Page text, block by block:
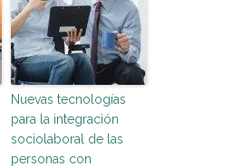
Nuevas tecnologías
para la integración
sociolaboral de las
personas con